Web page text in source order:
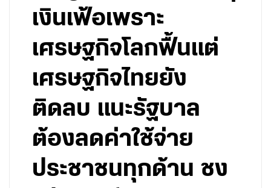
เงินเฟ้อเพราะ
เศรษฐกิจโลกฟื้นแต่
เศรษฐกิจไทยยัง
ติดลบ แนะรัฐบาล
ต้องลดค่าใช้จ่าย
ประชาชนทุกด้าน ชง